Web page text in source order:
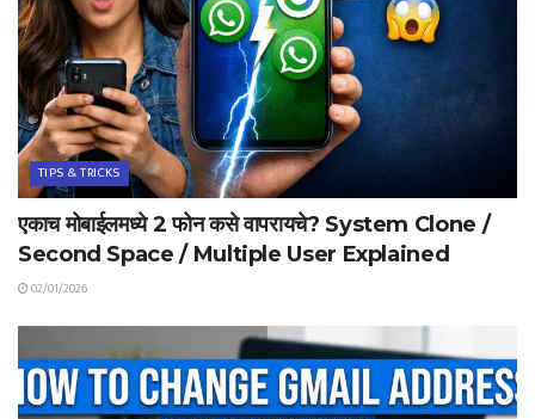
TIPS & TRICKS
एकाच मोबाईलमध्ये 2 फोन कसे वापरायचे? System Clone /
Second Space / Multiple User Explained
02/01/2026